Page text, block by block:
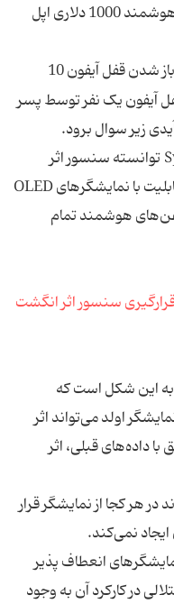
کاربران از احراز هویت بیومتریک تلفن هوشمند 1000 دلاری اپل
علاوه بر این، انتشار گزارش‌هایی نظیر باز شدن قفل آیفون 10
آیفون یک نفر توسط پسر
زیر سوال برود.
اما حالا Synaptics’ Clear ID FS9500 توانسته سنسور اثر
انگشت را زیر نمایشگر قرار دهد. این قابلیت با نمایشگرهای OLED
هوشمند تمام
این شکل است که
اولد می‌تواند اثر
داده‌های قبلی، اثر
هر کجا از نمایشگر قرار
نمی‌کند.
انعطاف پذیر
در کارکرد آن به وجود